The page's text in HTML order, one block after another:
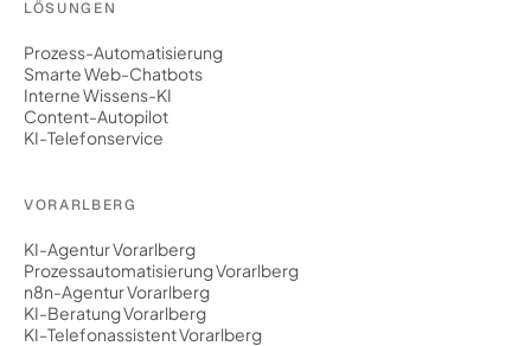
LÖSUNGEN
Prozess-Automatisierung
Smarte Web-Chatbots
Interne Wissens-KI
Content-Autopilot
KI-Telefonservice
VORARLBERG
KI-Agentur Vorarlberg
Prozessautomatisierung Vorarlberg
n8n-Agentur Vorarlberg
KI-Beratung Vorarlberg
KI-Telefonassistent Vorarlberg